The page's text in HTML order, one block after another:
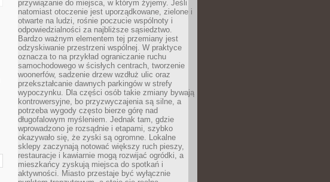
przywiązanie do miejsca, w którym żyjemy. Jeśli
natomiast otoczenie jest uporządkowane, zielone i
otwarte na ludzi, rośnie poczucie wspólnoty i
odpowiedzialności za najbliższe sąsiedztwo.
Bardzo ważnym elementem tej przemiany jest
odzyskiwanie przestrzeni wspólnej. W praktyce
oznacza to na przykład ograniczanie ruchu
samochodowego w ścisłych centrach, tworzenie
woonerfów, sadzenie drzew wzdłuż ulic oraz
przekształcanie dawnych parkingów w strefy
wypoczynku. Dla części osób takie zmiany bywają
kontrowersyjne, bo przyzwyczajenia są silne, a
potrzeba wygody często bierze górę nad
długofalowym myśleniem. Jednak tam, gdzie
wprowadzono je rozsądnie i etapami, szybko
okazywało się, że zyski są ogromne. Lokalne
sklepy zaczynają notować większy ruch pieszy,
restauracje i kawiarnie mogą rozwijać ogródki, a
mieszkańcy zyskują miejsca do spotkań i
aktywności. Miasto przestaje być wyłącznie